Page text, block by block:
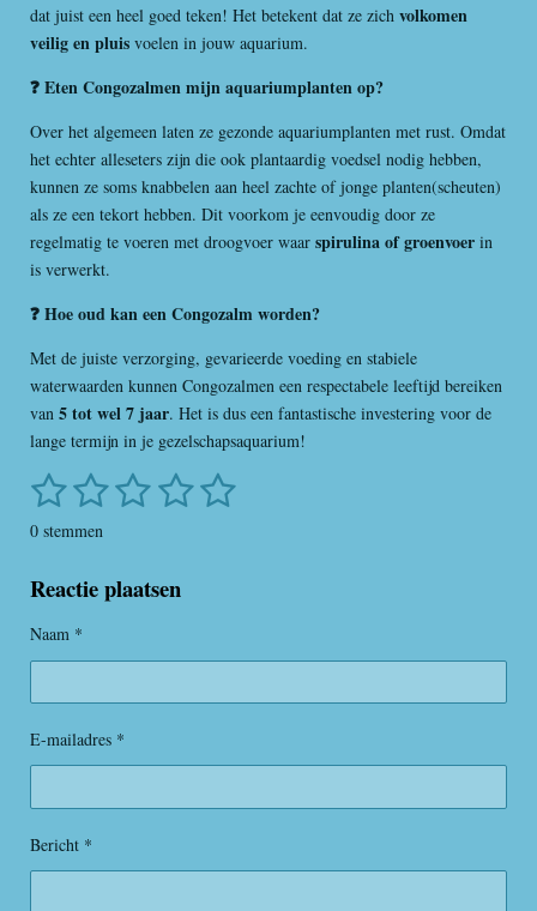
dat juist een heel goed teken! Het betekent dat ze zich volkomen
veilig en pluis voelen in jouw aquarium.
❓ Eten Congozalmen mijn aquariumplanten op?
Over het algemeen laten ze gezonde aquariumplanten met rust. Omdat
het echter alleseters zijn die ook plantaardig voedsel nodig hebben,
kunnen ze soms knabbelen aan heel zachte of jonge planten(scheuten)
als ze een tekort hebben. Dit voorkom je eenvoudig door ze
regelmatig te voeren met droogvoer waar spirulina of groenvoer in
is verwerkt.
❓ Hoe oud kan een Congozalm worden?
Met de juiste verzorging, gevarieerde voeding en stabiele
waterwaarden kunnen Congozalmen een respectabele leeftijd bereiken
van 5 tot wel 7 jaar. Het is dus een fantastische investering voor de
lange termijn in je gezelschapsaquarium!
R
t
n
s
t
r
e
n
1
s
e
r
2
s
e
r
r
e
n
3
e
r
e
n
4
e
r
e
n
5
r
e
n
S
0 stemmen
Reactie plaatsen
Naam *
E-mailadres *
Bericht *